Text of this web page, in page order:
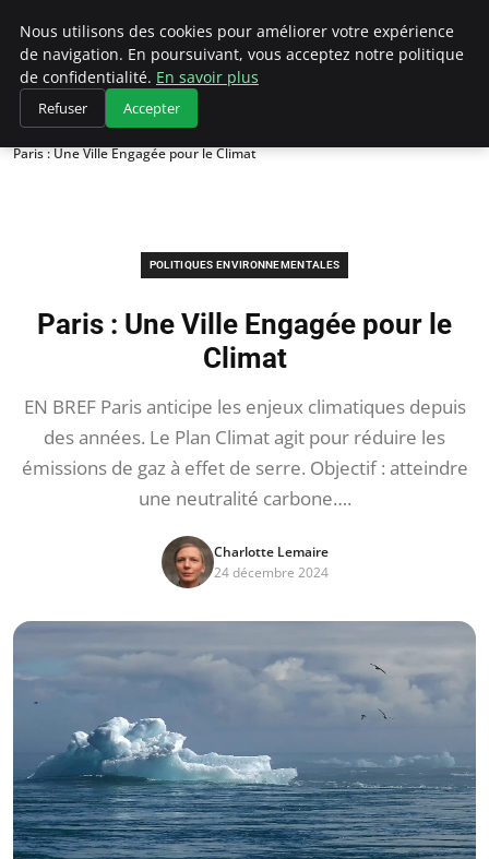
Climategatecountryclub.com
Accueil
Politiques environnementales
Paris : Une Ville Engagée pour le Climat
POLITIQUES ENVIRONNEMENTALES
Paris : Une Ville Engagée pour le
Climat
EN BREF Paris anticipe les enjeux climatiques depuis
des années. Le Plan Climat agit pour réduire les
émissions de gaz à effet de serre. Objectif : atteindre
une neutralité carbone….
Charlotte Lemaire
24 décembre 2024
Nous utilisons des cookies pour améliorer votre expérience
de navigation. En poursuivant, vous acceptez notre politique
de confidentialité. En savoir plus
Refuser Accepter